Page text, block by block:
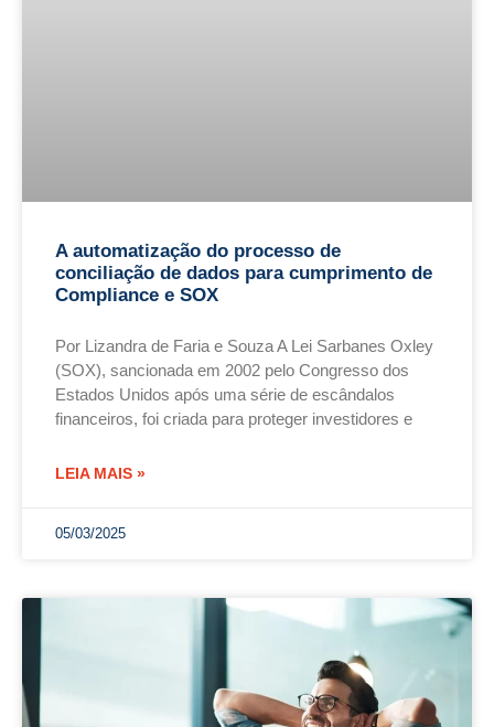
A automatização do processo de
conciliação de dados para cumprimento de
Compliance e SOX
Por Lizandra de Faria e Souza A Lei Sarbanes Oxley
(SOX), sancionada em 2002 pelo Congresso dos
Estados Unidos após uma série de escândalos
financeiros, foi criada para proteger investidores e
LEIA MAIS »
05/03/2025